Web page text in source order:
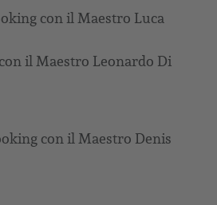
con il Maestro Luca
il Maestro Leonardo Di
con il Maestro Denis